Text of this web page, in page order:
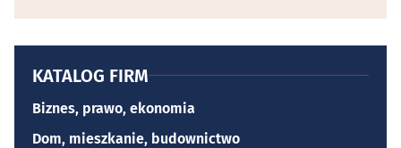
KATALOG FIRM
Biznes, prawo, ekonomia
Dom, mieszkanie, budownictwo